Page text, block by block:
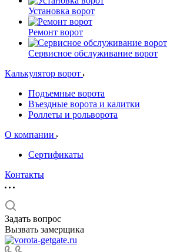
Установка ворот
Ремонт ворот
Сервисное обслуживание ворот
Калькулятор ворот
Подъемные ворота
Въездные ворота и калитки
Роллеты и рольворота
О компании
Сертификаты
Контакты
Задать вопрос
Вызвать замерщика